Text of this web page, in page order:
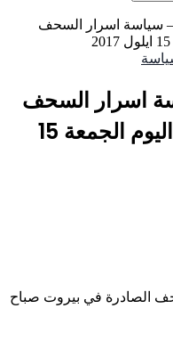
– سياسة اسرار السحف
اسرار السحف
الصادرة في بيروت صباح اليوم الجمعة 15
الصادرة في بيروت صباح